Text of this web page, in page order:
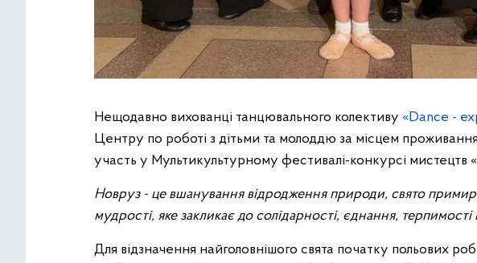
Нещодавно вихованці танцювального колективу «Dance -
Центру по роботі з дітьми та молоддю за місцем
участь у Мультикультурному фестивалі-конкурсі мистецтв
Новруз - це вшанування відродження природи, свято
мудрості, яке закликає до солідарності, єднання,
Для відзначення найголовнішого свята початку польових